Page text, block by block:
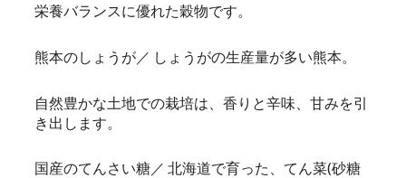
栄養バランスに優れた穀物です。
熊本のしょうが／ しょうがの生産量が多い熊本。
自然豊かな土地での栽培は、香りと辛味、甘みを引
き出します。
国産のてんさい糖／ 北海道で育った、てん菜(砂糖